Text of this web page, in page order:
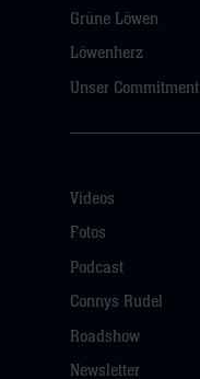
Grüne Löwen
Löwenherz
Unser Commitment
Videos
Fotos
Podcast
Connys Rudel
Roadshow
Newsletter